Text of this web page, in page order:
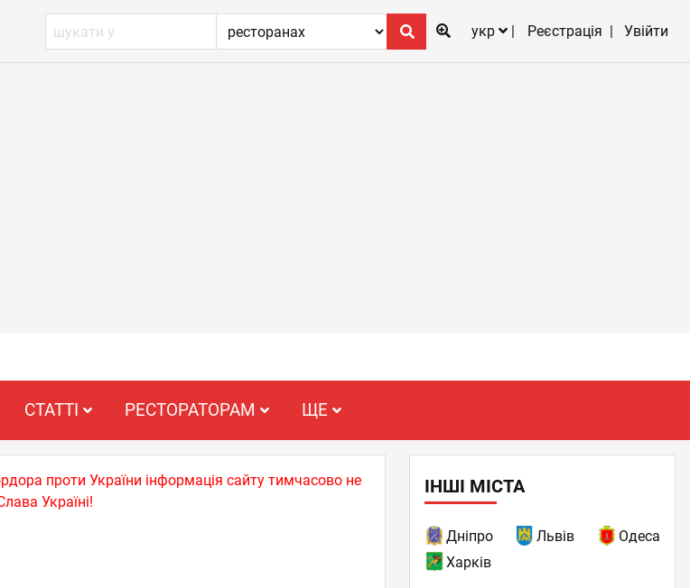
укр
Реєстрація Увійти
СТАТТІ РЕСТОРАТОРАМ ЩЕ
проти України інформація сайту тимчасово не
Україні!
ІНШІ МІСТА
Дніпро Львів
Одеса
Харків